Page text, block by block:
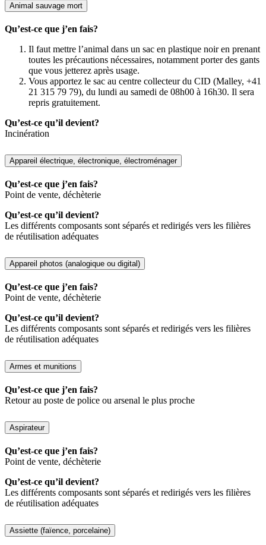
Animal sauvage mort
Qu’est-ce que j’en fais?
Il faut mettre l’animal dans un sac en plastique noir en prenant
toutes les précautions nécessaires, notamment porter des gants
que vous jetterez après usage.
Vous apportez le sac au centre collecteur du CID (Malley, +41
21 315 79 79), du lundi au samedi de 08h00 à 16h30. Il sera
repris gratuitement.
Qu’est-ce qu’il devient?
Incinération
Appareil électrique, électronique, électroménager
Qu’est-ce que j’en fais?
Point de vente, déchèterie
Qu’est-ce qu’il devient?
Les différents composants sont séparés et redirigés vers les filières
de réutilisation adéquates
Appareil photos (analogique ou digital)
Qu’est-ce que j’en fais?
Point de vente, déchèterie
Qu’est-ce qu’il devient?
Les différents composants sont séparés et redirigés vers les filières
de réutilisation adéquates
Armes et munitions
Qu’est-ce que j’en fais?
Retour au poste de police ou arsenal le plus proche
Aspirateur
Qu’est-ce que j’en fais?
Point de vente, déchèterie
Qu’est-ce qu’il devient?
Les différents composants sont séparés et redirigés vers les filières
de réutilisation adéquates
Assiette (faïence, porcelaine)